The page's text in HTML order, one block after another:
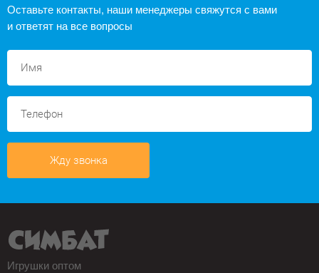
Оставьте контакты, наши менеджеры свяжутся с вами
и ответят на все вопросы
Жду звонка
Игрушки оптом